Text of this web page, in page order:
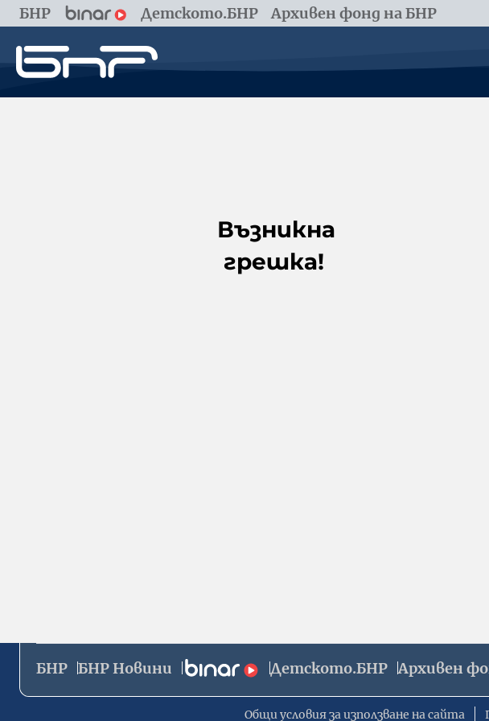
БНР Детското.БНР Архивен фонд на БНР
Възникна
грешка!
БНР БНР Новини Детското.БНР Архивен
Общи условия за използване на сайта